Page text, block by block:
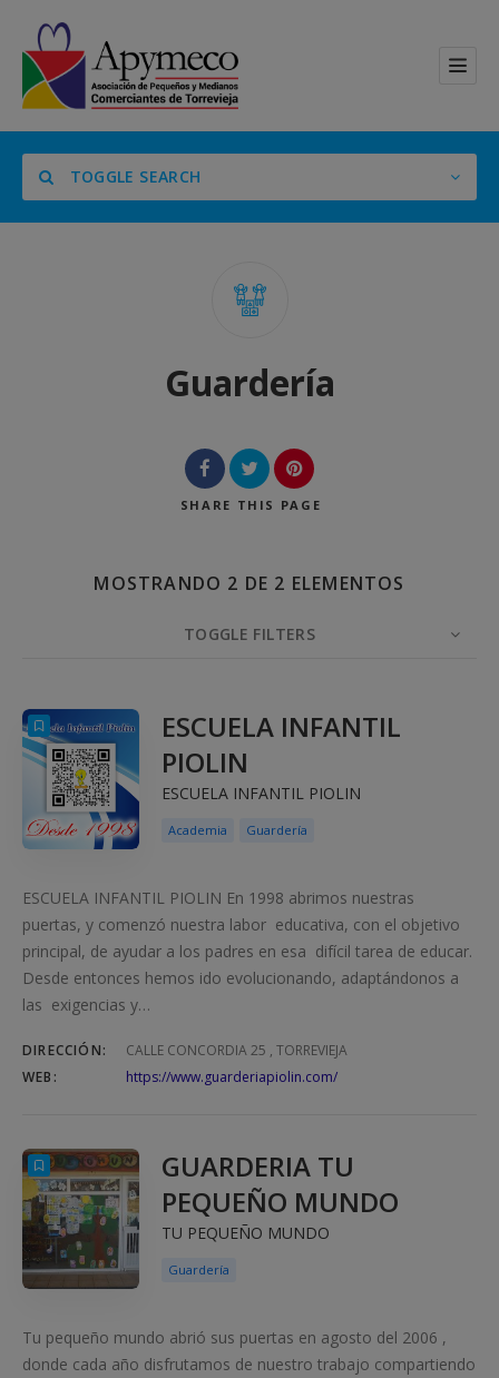
TOGGLE SEARCH
Buscar
Guardería
SHARE THIS PAGE
MOSTRANDO 2 DE 2 ELEMENTOS
TOGGLE FILTERS
ELEMENTOS 10
ESCUELA INFANTIL
PIOLIN
ESCUELA INFANTIL PIOLIN
Academia Guardería
ESCUELA INFANTIL PIOLIN En 1998 abrimos nuestras
puertas, y comenzó nuestra labor educativa, con el objetivo
principal, de ayudar a los padres en esa difícil tarea de educar.
Desde entonces hemos ido evolucionando, adaptándonos a
las exigencias y…
DIRECCIÓN:
CALLE CONCORDIA 25 , TORREVIEJA
WEB:
https://www.guarderiapiolin.com/
GUARDERIA TU
PEQUEÑO MUNDO
TU PEQUEÑO MUNDO
Guardería
Tu pequeño mundo abrió sus puertas en agosto del 2006 ,
donde cada año disfrutamos de nuestro trabajo compartiendo